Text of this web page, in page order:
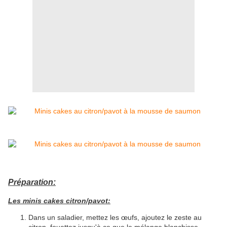
Préparation:
Les minis cakes citron/pavot:
Dans un saladier, mettez les œufs, ajoutez le zeste au